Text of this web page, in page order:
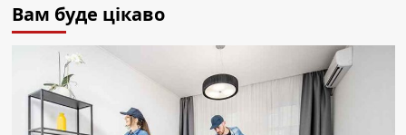
Вам буде цікаво